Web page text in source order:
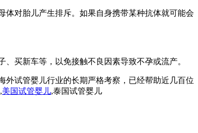
对胎儿产生排斥。如果自身携带某种抗体就可能会
买新车等，以免接触不良因素导致不孕或流产。
试管婴儿行业的长期严格考察，已经帮助近几百位
美国试管婴儿,泰国试管婴儿